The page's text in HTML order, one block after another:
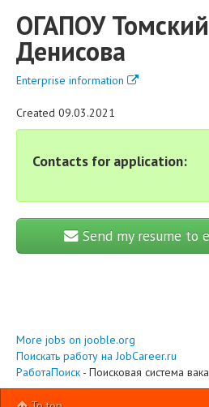
ОГАПОУ
Денисова
Enterprise information
Created 09.03.2021
Contacts for application:
Send my resume to
More jobs on jooble.org
Поискать работу на JobCareer.ru
РаботаПоиск - Поисковая система